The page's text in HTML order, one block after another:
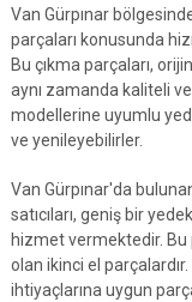
Van Gürpınar
parçaları konusunda
Bu çıkma parçaları,
aynı zamanda kaliteli
modellerine uyumlu
ve yenileyebilirler.
Van Gürpınar'da
satıcıları, geniş bir
hizmet vermektedir. Bu
olan ikinci el
ihtiyaçlarına uygun